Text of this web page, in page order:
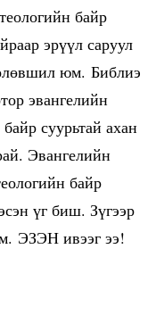
байр
эрүүл саруул
юм. Библиэ
эвангелийн
суурьтай ахан
Эвангелийн
байр
үг биш. Зүгээр
ЭЗЭН ивээг ээ!